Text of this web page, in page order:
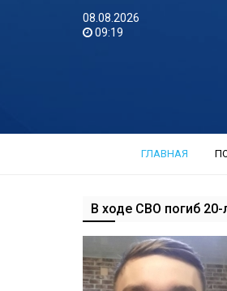
08.08.2026
09:19
ГЛАВНАЯ
В ходе СВО погиб